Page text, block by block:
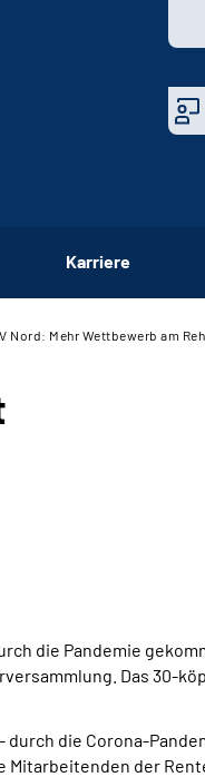
Karriere
Nord: Mehr Wettbewerb am
die Pandemie
Das 30-
die Corona-
der